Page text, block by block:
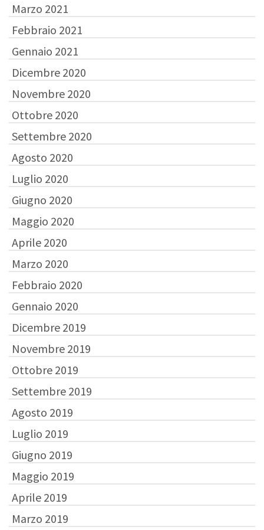
Marzo 2021
Febbraio 2021
Gennaio 2021
Dicembre 2020
Novembre 2020
Ottobre 2020
Settembre 2020
Agosto 2020
Luglio 2020
Giugno 2020
Maggio 2020
Aprile 2020
Marzo 2020
Febbraio 2020
Gennaio 2020
Dicembre 2019
Novembre 2019
Ottobre 2019
Settembre 2019
Agosto 2019
Luglio 2019
Giugno 2019
Maggio 2019
Aprile 2019
Marzo 2019